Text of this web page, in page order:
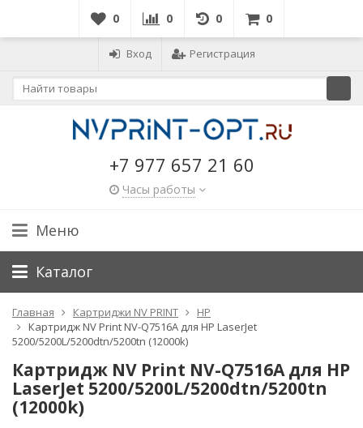
0 0 0 0
Вход Регистрация
+7 977 657 21 60
Часы работы
Меню
Каталог
Главная Картриджи NV PRINT
HP
Картридж NV Print NV-Q7516A для HP LaserJet
5200/5200L/5200dtn/5200tn (12000k)
Картридж NV Print NV-Q7516A для HP
LaserJet 5200/5200L/5200dtn/5200tn
(12000k)